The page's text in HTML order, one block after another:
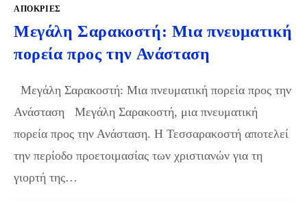
ΑΠΌΚΡΙΕΣ
Μεγάλη Σαρακοστή: Μια πνευματική
πορεία προς την Ανάσταση
Μεγάλη Σαρακοστή: Μια πνευματική πορεία προς την
Ανάσταση Μεγάλη Σαρακοστή, μια πνευματική
πορεία προς την Ανάσταση. Η Τεσσαρακοστή αποτελεί
την περίοδο προετοιμασίας των χριστιανών για τη
γιορτή της…